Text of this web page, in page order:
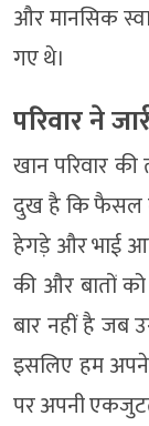
और मानसिक
गए थे।
परिवार ने
खान परिवार
दुख है कि फैसल
हेगड़े और भाई
की और बातों
बार नहीं है जब
इसलिए हम
पर अपनी